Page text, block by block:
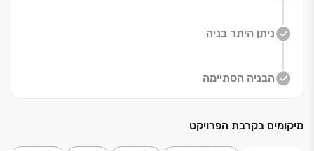
בפרויקט המבוקש בעיר.
ניתן היתר בניה
הבניה הסתיימה
מיקומים בקרבת הפרויקט